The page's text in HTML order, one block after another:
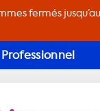
fermés
Professionnel